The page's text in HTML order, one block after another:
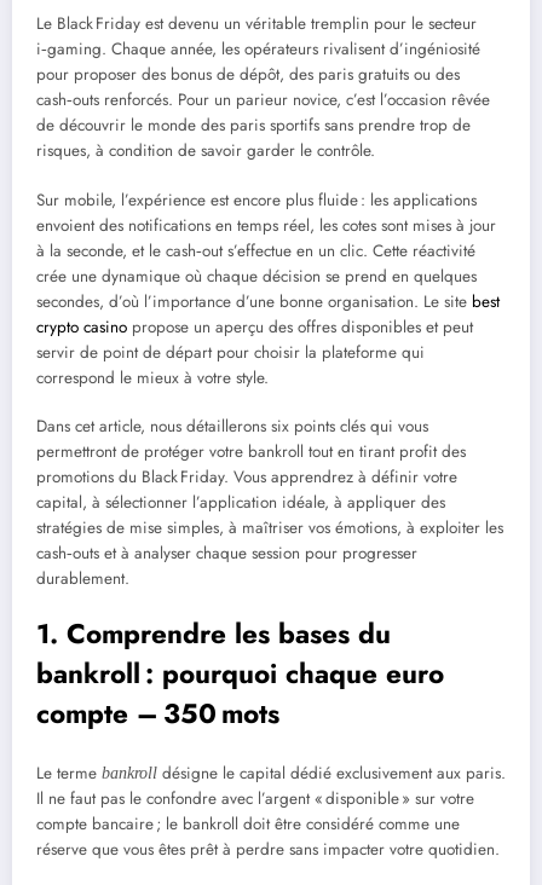
Le Black Friday est devenu un véritable tremplin pour le secteur
i‑gaming. Chaque année, les opérateurs rivalisent d’ingéniosité
pour proposer des bonus de dépôt, des paris gratuits ou des
cash‑outs renforcés. Pour un parieur novice, c’est l’occasion rêvée
de découvrir le monde des paris sportifs sans prendre trop de
risques, à condition de savoir garder le contrôle.
Sur mobile, l’expérience est encore plus fluide : les applications
envoient des notifications en temps réel, les cotes sont mises à jour
à la seconde, et le cash‑out s’effectue en un clic. Cette réactivité
crée une dynamique où chaque décision se prend en quelques
secondes, d’où l’importance d’une bonne organisation. Le site best
crypto casino propose un aperçu des offres disponibles et peut
servir de point de départ pour choisir la plateforme qui
correspond le mieux à votre style.
Dans cet article, nous détaillerons six points clés qui vous
permettront de protéger votre bankroll tout en tirant profit des
promotions du Black Friday. Vous apprendrez à définir votre
capital, à sélectionner l’application idéale, à appliquer des
stratégies de mise simples, à maîtriser vos émotions, à exploiter les
cash‑outs et à analyser chaque session pour progresser
durablement.
1. Comprendre les bases du
bankroll : pourquoi chaque euro
compte – 350 mots
Le terme bankroll désigne le capital dédié exclusivement aux paris.
Il ne faut pas le confondre avec l’argent « disponible » sur votre
compte bancaire ; le bankroll doit être considéré comme une
réserve que vous êtes prêt à perdre sans impacter votre quotidien.